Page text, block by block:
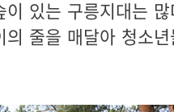
이 있는 구릉지대는
의 줄을 매달아 청소